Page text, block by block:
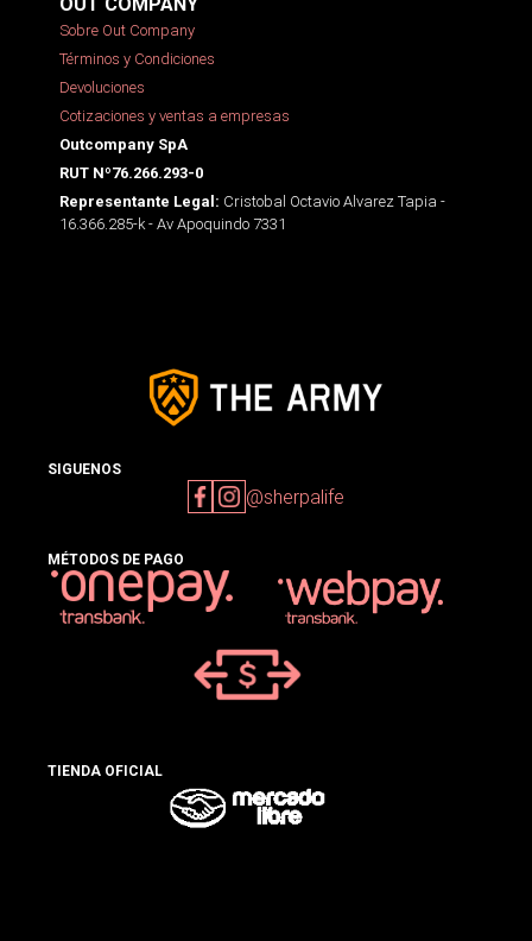
Sobre Out Company
Términos y Condiciones
Devoluciones
Cotizaciones y ventas a empresas
Outcompany SpA
RUT Nº76.266.293-0
Representante Legal: Cristobal Octavio Alvarez Tapia -
16.366.285-k - Av Apoquindo 7331
SIGUENOS
@sherpalife
MÉTODOS DE PAGO
TIENDA OFICIAL